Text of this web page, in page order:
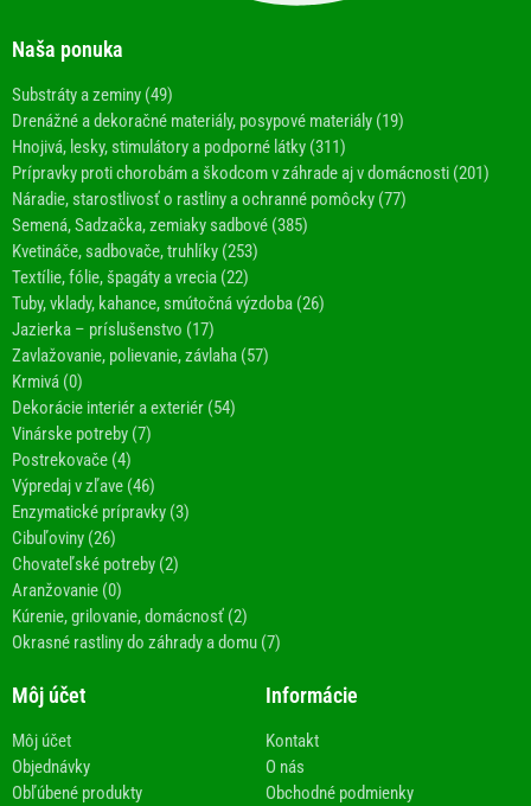
Naša ponuka
Substráty a zeminy (49)
Drenážné a dekoračné materiály, posypové materiály (19)
Hnojivá, lesky, stimulátory a podporné látky (311)
Prípravky proti chorobám a škodcom v záhrade aj v domácnosti (201)
Náradie, starostlivosť o rastliny a ochranné pomôcky (77)
Semená, Sadzačka, zemiaky sadbové (385)
Kvetináče, sadbovače, truhlíky (253)
Textílie, fólie, špagáty a vrecia (22)
Tuby, vklady, kahance, smútočná výzdoba (26)
Jazierka – príslušenstvo (17)
Zavlažovanie, polievanie, závlaha (57)
Krmivá (0)
Dekorácie interiér a exteriér (54)
Vinárske potreby (7)
Postrekovače (4)
Výpredaj v zľave (46)
Enzymatické prípravky (3)
Cibuľoviny (26)
Chovateľské potreby (2)
Aranžovanie (0)
Kúrenie, grilovanie, domácnosť (2)
Okrasné rastliny do záhrady a domu (7)
Môj účet
Môj účet
Objednávky
Obľúbené produkty
Informácie
Kontakt
O nás
Obchodné podmienky